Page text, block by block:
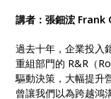
講者：張鈿浤 Frank
過去十年，企業投入
重組部門的 R&R（
驅動決策，大幅提升
曾讓我們以為跨越鴻